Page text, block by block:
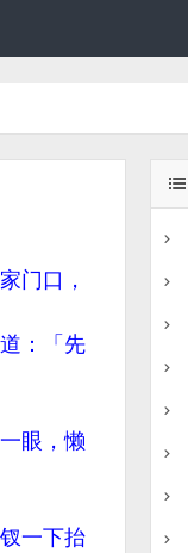
门口，
：「先
眼，懒
一下抬